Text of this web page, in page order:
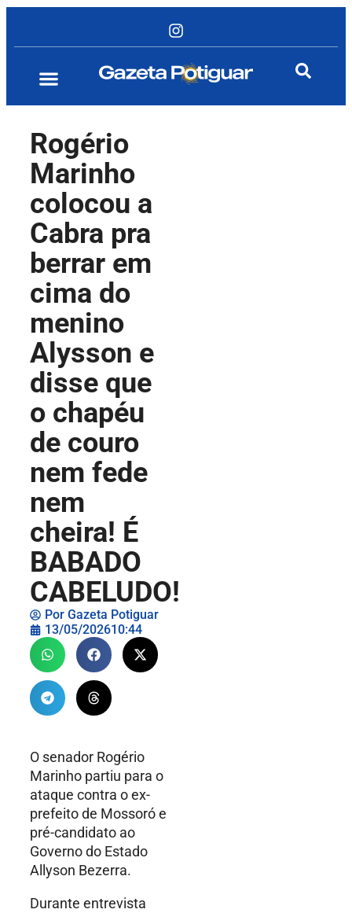
Rogério
Marinho
colocou a
Cabra pra
berrar em
cima do
menino
Alysson e
disse que
o chapéu
de couro
nem fede
nem
cheira! É
BABADO
CABELUDO!
Por Gazeta Potiguar
13/05/202610:44
O senador Rogério
Marinho partiu para o
ataque contra o ex-
prefeito de Mossoró e
pré-candidato ao
Governo do Estado
Allyson Bezerra.
Durante entrevista